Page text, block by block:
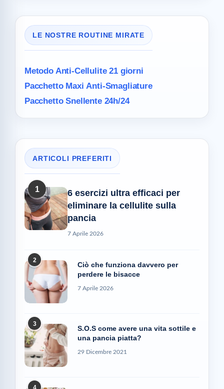
LE NOSTRE ROUTINE MIRATE
Metodo Anti-Cellulite21 giorni
Pacchetto MaxiAnti-Smagliature
Pacchetto Snellente 24h/24
ARTICOLI PREFERITI
1
6 esercizi ultra efficaci per
eliminare la cellulite sulla
pancia
7 Aprile 2026
2
Ciò che funziona davvero per
perdere le bisacce
7 Aprile 2026
3
S.O.S come avere una vita sottile e
una pancia piatta?
29 Dicembre 2021
4